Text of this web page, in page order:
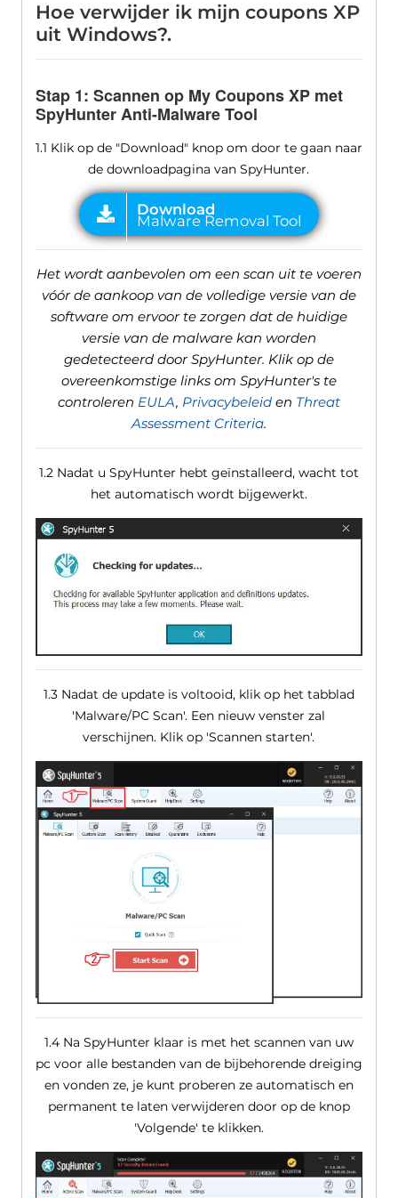
Hoe verwijder ik mijn coupons XP
uit Windows?.
Stap 1: Scannen op My Coupons XP met
SpyHunter Anti-Malware Tool
1.1 Klik op de "Download" knop om door te gaan naar
de downloadpagina van SpyHunter.
Het wordt aanbevolen om een ​​scan uit te voeren
vóór de aankoop van de volledige versie van de
software om ervoor te zorgen dat de huidige
versie van de malware kan worden
gedetecteerd door SpyHunter. Klik op de
overeenkomstige links om SpyHunter's te
controleren EULA, Privacybeleiden Threat
Assessment Criteria.
1.2 Nadat u SpyHunter hebt geïnstalleerd, wacht tot
het automatisch wordt bijgewerkt.
1.3 Nadat de update is voltooid, klik op het tabblad
'Malware/PC Scan'. Een nieuw venster zal
verschijnen. Klik op 'Scannen starten'.
1.4 Na SpyHunter klaar is met het scannen van uw
pc voor alle bestanden van de bijbehorende dreiging
en vonden ze, je kunt proberen ze automatisch en
permanent te laten verwijderen door op de knop
'Volgende' te klikken.